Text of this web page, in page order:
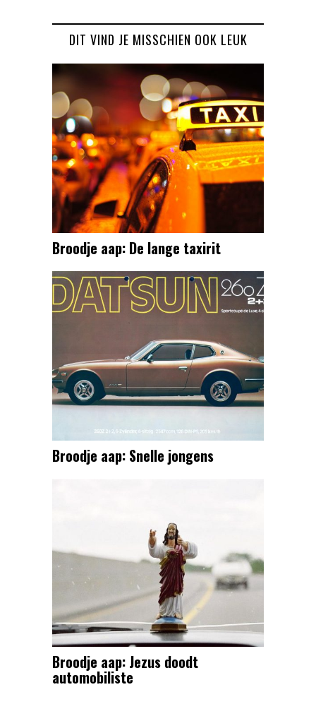
DIT VIND JE MISSCHIEN OOK LEUK
Broodje aap: De lange taxirit
Broodje aap: Snelle jongens
Broodje aap: Jezus doodt
automobiliste